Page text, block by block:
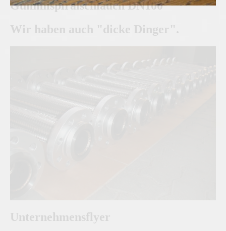
Gummispiralschlauch DN100
Wir haben auch "dicke Dinger".
Unternehmensflyer